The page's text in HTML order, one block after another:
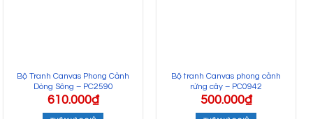
Bộ Tranh Canvas Phong Cảnh
Dòng Sông – PC2590
610.000₫
Bộ tranh Canvas phong cảnh
rừng cây – PC0942
500.000₫